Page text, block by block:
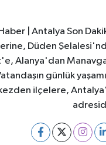
| Antalya Son
Düden
Alanya'dan
günlük
ilçelere,